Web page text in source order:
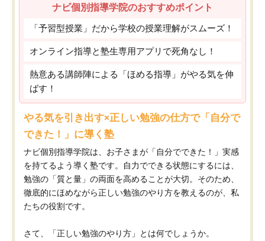
ナビ個別指導学院のおすすめポイント
「予習型授業」だから学校の授業理解がスムーズ！
オンライン指導と塾生専用アプリで死角なし！
熱意ある講師陣による「ほめる指導」がやる気を伸
ばす！
やる気を引き出す×正しい勉強の仕方で「自分で
できた！」に導く塾
ナビ個別指導学院は、お子さまが「自分でできた！」実感
を持てるよう導く塾です。自力でできる状態にするには、
勉強の「質と量」の両面を高めることが大切。そのため、
徹底的にほめながら正しい勉強のやり方を教えるのが、私
たちの役割です。
さて、「正しい勉強のやり方」とは何でしょうか。